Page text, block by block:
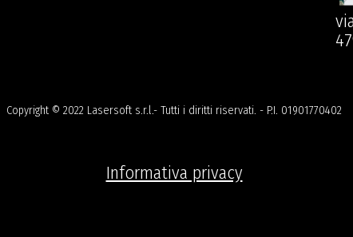
Copyright © 2022 Lasersoft s.r.l.- Tutti i diritti riservati. - P.I. 01901770402
Informativa privacy